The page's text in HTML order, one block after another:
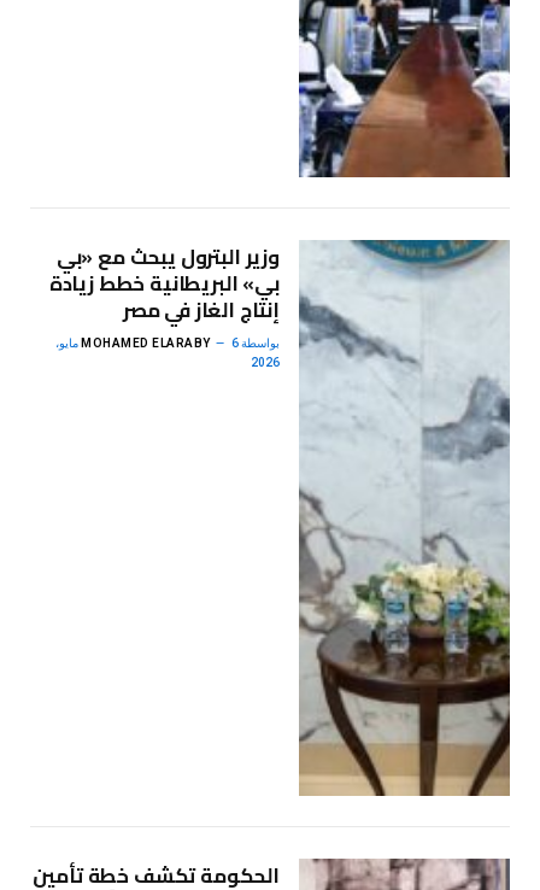
وزير البترول يبحث مع «بي
بي» البريطانية خطط زيادة
إنتاج الغاز في مصر
بواسطة MOHAMED ELARABY 6 مايو،
2026
الحكومة تكشف خطة تأمين